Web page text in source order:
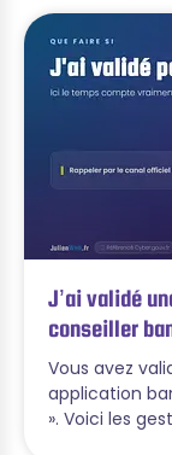
J’ai validé
conseiller
Vous avez
application
». Voici les